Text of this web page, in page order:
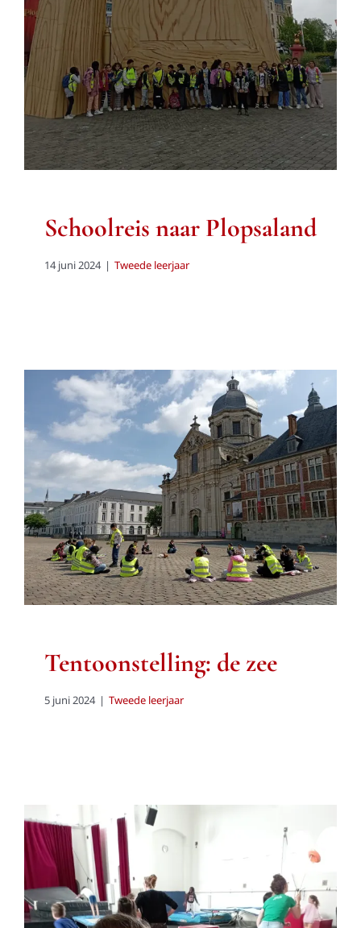
Tweede leerjaar
Schoolreis naar Plopsaland
14 juni 2024 | Tweede leerjaar
Tentoonstelling: de zee
Tweede leerjaar
Tentoonstelling: de zee
5 juni 2024 | Tweede leerjaar